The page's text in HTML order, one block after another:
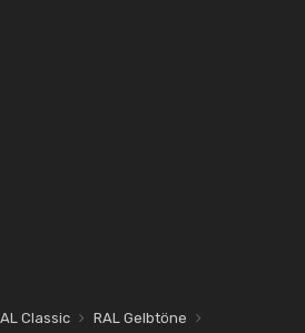
Classic
RAL Gelbtöne